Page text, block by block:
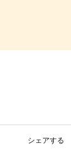
シェアする